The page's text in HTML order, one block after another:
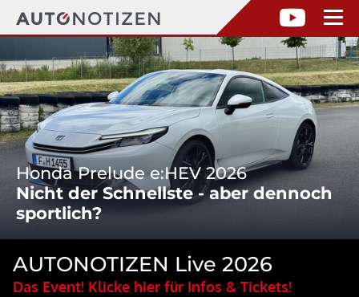
Honda Prelude e:HEV 2026
Nicht der Schnellste - aber dennoch
sportlich?
AUTONOTIZEN Live 2026
Das Event! Klicke hier für Infos & Tickets!